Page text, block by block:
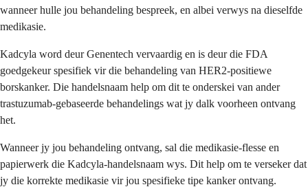
wanneer hulle jou behandeling bespreek, en albei verwys na dieselfde
medikasie.
Kadcyla word deur Genentech vervaardig en is deur die FDA
goedgekeur spesifiek vir die behandeling van HER2-positiewe
borskanker. Die handelsnaam help om dit te onderskei van ander
trastuzumab-gebaseerde behandelings wat jy dalk voorheen ontvang
het.
Wanneer jy jou behandeling ontvang, sal die medikasie-flesse en
papierwerk die Kadcyla-handelsnaam wys. Dit help om te verseker dat
jy die korrekte medikasie vir jou spesifieke tipe kanker ontvang.